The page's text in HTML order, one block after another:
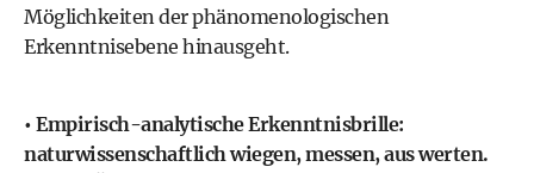
Möglichkeiten der phänomenologischen
Erkenntnisebene hinausgeht.
• Empirisch-analytische Erkenntnisbrille:
naturwissenschaftlich wiegen, messen, aus werten.